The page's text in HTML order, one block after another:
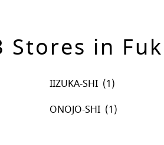
Stores in
IIZUKA-SHI
ONOJO-SHI